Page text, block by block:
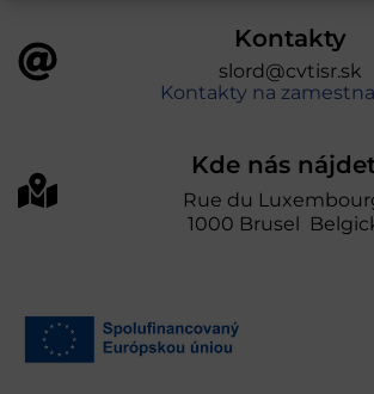
Kontakty
slord@cvtisr.sk
Kontakty na
Kde nás
Rue du
1000 Brusel